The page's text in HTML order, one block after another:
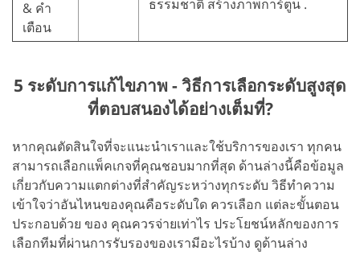
& คำ
เตือน
ธรรมชาติ สร้างภาพการ์ตูน .
5 ระดับการแก้ไขภาพ - วิธีการเลือกระดับสูงสุด
ที่ตอบสนองได้อย่างเต็มที่?
หากคุณตัดสินใจที่จะแนะนำเราและใช้บริการของเรา ทุกคน
สามารถเลือกแพ็คเกจที่คุณชอบมากที่สุด ด้านล่างนี้คือข้อมูล
เกี่ยวกับความแตกต่างที่สำคัญระหว่างทุกระดับ วิธีทำความ
เข้าใจว่าอันไหนของคุณคือระดับใด ควรเลือก แต่ละขั้นตอน
ประกอบด้วย ของ คุณควรจ่ายเท่าไร ประโยชน์หลักของการ
เลือกทีมที่ผ่านการรับรองของเรามีอะไรบ้าง ดูด้านล่าง